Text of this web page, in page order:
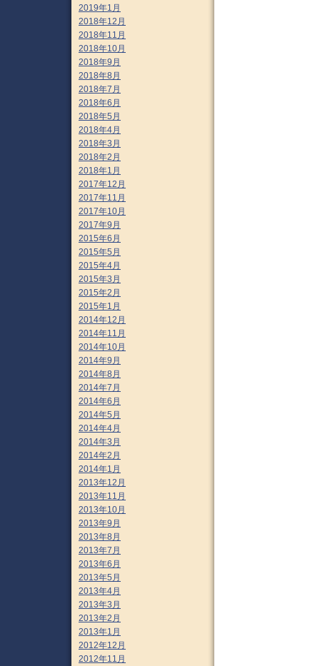
2019年1月
2018年12月
2018年11月
2018年10月
2018年9月
2018年8月
2018年7月
2018年6月
2018年5月
2018年4月
2018年3月
2018年2月
2018年1月
2017年12月
2017年11月
2017年10月
2017年9月
2015年6月
2015年5月
2015年4月
2015年3月
2015年2月
2015年1月
2014年12月
2014年11月
2014年10月
2014年9月
2014年8月
2014年7月
2014年6月
2014年5月
2014年4月
2014年3月
2014年2月
2014年1月
2013年12月
2013年11月
2013年10月
2013年9月
2013年8月
2013年7月
2013年6月
2013年5月
2013年4月
2013年3月
2013年2月
2013年1月
2012年12月
2012年11月